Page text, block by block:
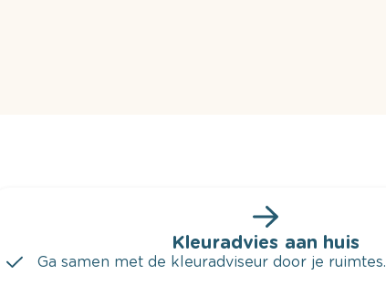
Kleuradvies aan huis
Ga samen met de kleuradviseur door je ruimtes.